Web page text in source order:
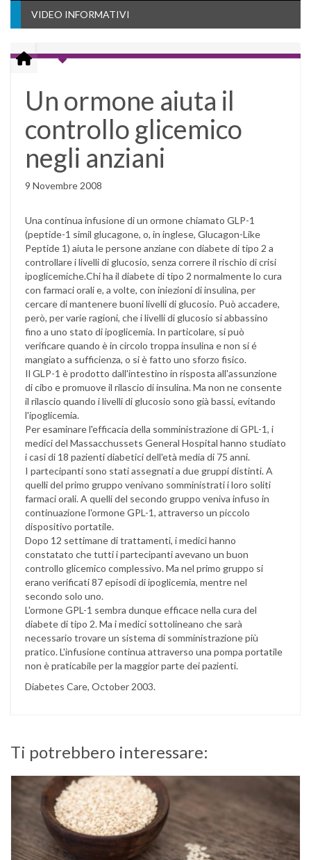
VIDEO INFORMATIVI
Un ormone aiuta il
controllo glicemico
negli anziani
9 Novembre 2008
Una continua infusione di un ormone chiamato GLP-1
(peptide-1 simil glucagone, o, in inglese, Glucagon-Like
Peptide 1) aiuta le persone anziane con diabete di tipo 2 a
controllare i livelli di glucosio, senza correre il rischio di crisi
ipoglicemiche.Chi ha il diabete di tipo 2 normalmente lo cura
con farmaci orali e, a volte, con iniezioni di insulina, per
cercare di mantenere buoni livelli di glucosio. Può accadere,
però, per varie ragioni, che i livelli di glucosio si abbassino
fino a uno stato di ipoglicemia. In particolare, si può
verificare quando è in circolo troppa insulina e non si é
mangiato a sufficienza, o si è fatto uno sforzo fisico.
Il GLP-1 è prodotto dall'intestino in risposta all'assunzione
di cibo e promuove il rilascio di insulina. Ma non ne consente
il rilascio quando i livelli di glucosio sono già bassi, evitando
l'ipoglicemia.
Per esaminare l'efficacia della somministrazione di GPL-1, i
medici del Massacchussets General Hospital hanno studiato
i casi di 18 pazienti diabetici dell'età media di 75 anni.
I partecipanti sono stati assegnati a due gruppi distinti. A
quelli del primo gruppo venivano somministrati i loro soliti
farmaci orali. A quelli del secondo gruppo veniva infuso in
continuazione l'ormone GPL-1, attraverso un piccolo
dispositivo portatile.
Dopo 12 settimane di trattamenti, i medici hanno
constatato che tutti i partecipanti avevano un buon
controllo glicemico complessivo. Ma nel primo gruppo si
erano verificati 87 episodi di ipoglicemia, mentre nel
secondo solo uno.
L'ormone GPL-1 sembra dunque efficace nella cura del
diabete di tipo 2. Ma i medici sottolineano che sarà
necessario trovare un sistema di somministrazione più
pratico. L'infusione continua attraverso una pompa portatile
non è praticabile per la maggior parte dei pazienti.
Diabetes Care, October 2003.
Ti potrebbero interessare: